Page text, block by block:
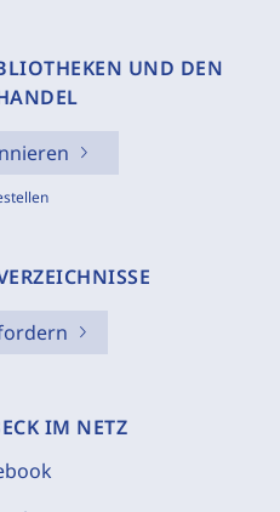
UND DEN
IM NETZ